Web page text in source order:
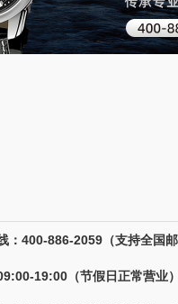
400-886-2059（支持全国邮
19:00（节假日正常营业）